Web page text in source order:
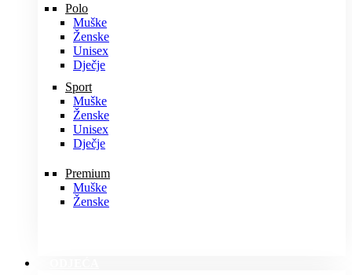
Polo
Muške
Ženske
Unisex
Dječje
Sport
Muške
Ženske
Unisex
Dječje
Premium
Muške
Ženske